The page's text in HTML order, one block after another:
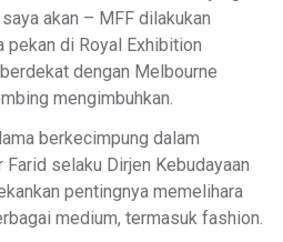
akan – MFF dilakukan
pekan di Royal Exhibition
dengan Melbourne
mengimbuhkan.
berkecimpung dalam
selaku Dirjen Kebudayaan
pentingnya memelihara
medium, termasuk fashion.